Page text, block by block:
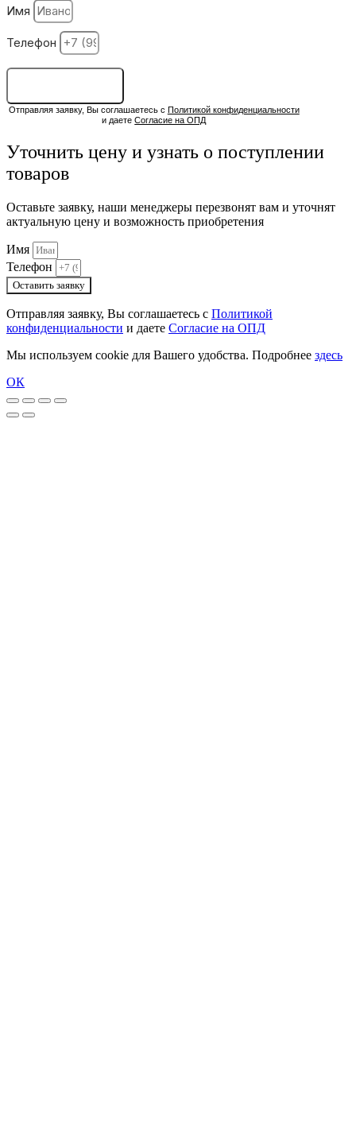
Имя
Телефон
Отправляя заявку, Вы соглашаетесь с Политикой конфиденциальности
и даетеСогласие на ОПД
Уточнить цену и узнать о поступлении
товаров
Оставьте заявку, наши менеджеры перезвонят вам и уточнят
актуальную цену и возможность приобретения
Имя
Телефон
Оставить заявку
Отправляя заявку, Вы соглашаетесь с Политикой
конфиденциальности и даете Согласие на ОПД
Мы используем cookie для Вашего удобства. Подробнее здесь
ОК